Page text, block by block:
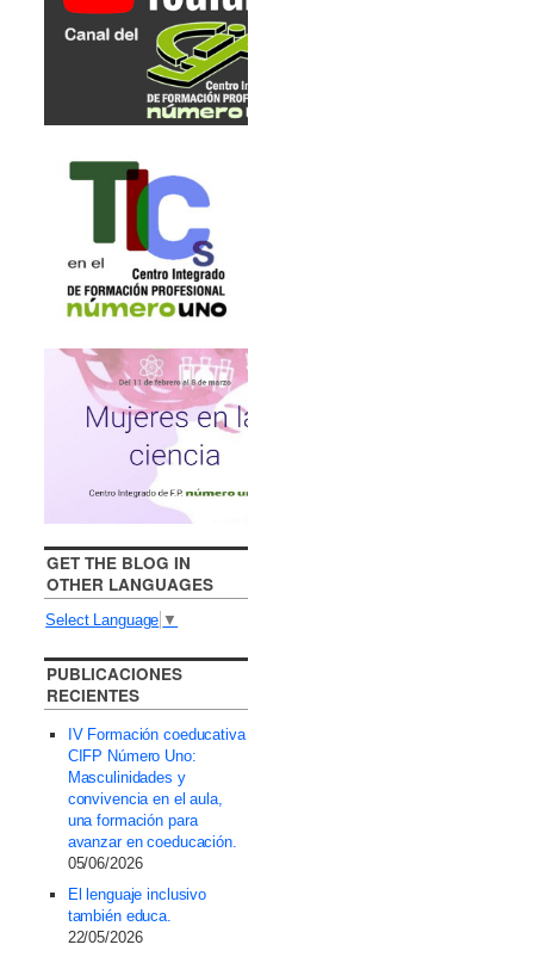
GET THE BLOG IN
OTHER LANGUAGES
Select Language ▼
PUBLICACIONES
RECIENTES
IV Formación coeducativa
CIFP Número Uno:
Masculinidades y
convivencia en el aula,
una formación para
avanzar en coeducación.
05/06/2026
El lenguaje inclusivo
también educa.
22/05/2026